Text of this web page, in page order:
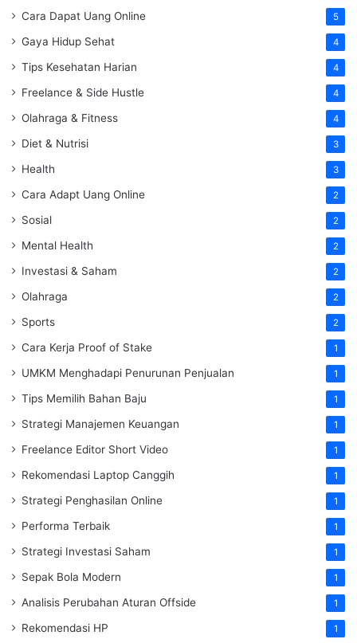
Cara Dapat Uang Online 5
Gaya Hidup Sehat 4
Tips Kesehatan Harian 4
Freelance & Side Hustle 4
Olahraga & Fitness 4
Diet & Nutrisi 3
Health 3
Cara Adapt Uang Online 2
Sosial 2
Mental Health 2
Investasi & Saham 2
Olahraga 2
Sports 2
Cara Kerja Proof of Stake 1
UMKM Menghadapi Penurunan Penjualan 1
Tips Memilih Bahan Baju 1
Strategi Manajemen Keuangan 1
Freelance Editor Short Video 1
Rekomendasi Laptop Canggih 1
Strategi Penghasilan Online 1
Performa Terbaik 1
Strategi Investasi Saham 1
Sepak Bola Modern 1
Analisis Perubahan Aturan Offside 1
Rekomendasi HP 1